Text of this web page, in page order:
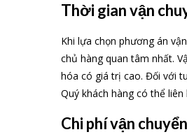
Thời gian vận
Khi lựa chọn phương án
chủ hàng quan tâm nhất.
hóa có giá trị cao. Đối với
Quý khách hàng có thể
Chi phí vận